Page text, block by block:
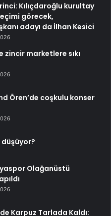
Kılıçdaroğlu kurultay
görecek,
adayı da İlhan Kesici
zincir marketlere sıkı
Ören’de coşkulu konser
Olağanüstü
Karpuz Tarlada Kaldı: